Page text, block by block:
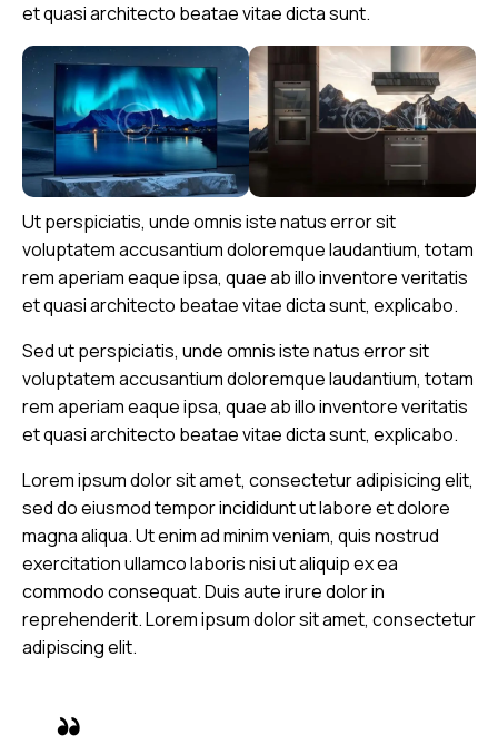
et quasi architecto beatae vitae dicta sunt.
Ut perspiciatis, unde omnis iste natus error sit
voluptatem accusantium doloremque laudantium, totam
rem aperiam eaque ipsa, quae ab illo inventore veritatis
et quasi architecto beatae vitae dicta sunt, explicabo.
Sed ut perspiciatis, unde omnis iste natus error sit
voluptatem accusantium doloremque laudantium, totam
rem aperiam eaque ipsa, quae ab illo inventore veritatis
et quasi architecto beatae vitae dicta sunt, explicabo.
Lorem ipsum dolor sit amet, consectetur adipisicing elit,
sed do eiusmod tempor incididunt ut labore et dolore
magna aliqua. Ut enim ad minim veniam, quis nostrud
exercitation ullamco laboris nisi ut aliquip ex ea
commodo consequat. Duis aute irure dolor in
reprehenderit. Lorem ipsum dolor sit amet, consectetur
adipiscing elit.